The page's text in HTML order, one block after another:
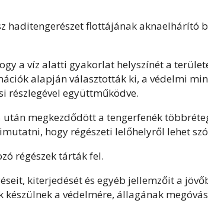
haditengerészet flottájának aknaelhárító
a víz alatti gyakorlat helyszínét a
alapján választották ki, a védelmi
részlegével együttműködve.
megkezdődött a tengerfenék
hogy régészeti lelőhelyről lehet
régészek tárták fel.
kiterjedését és egyéb jellemzőit a
a védelmére, állagának